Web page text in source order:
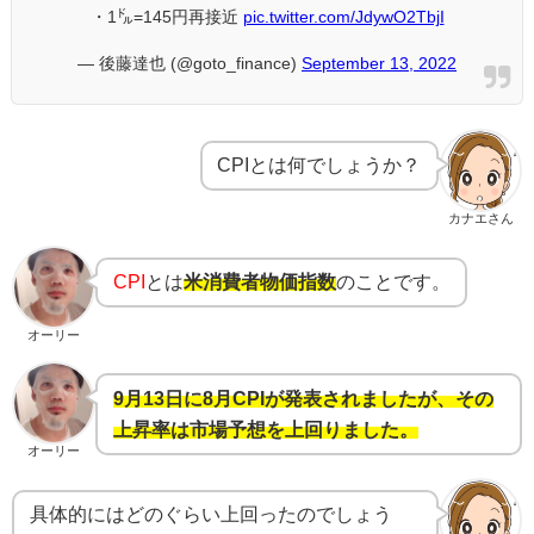
・1㌦=145円再接近 pic.twitter.com/JdywO2TbjI
— 後藤達也 (@goto_finance) September 13, 2022
カナエさん
CPIとは何でしょうか？
オーリー
CPI とは米消費者物価指数のことです。
オーリー
9月13日に8月CPIが発表されましたが、その
上昇率は市場予想を上回りました。
具体的にはどのぐらい上回ったのでしょう